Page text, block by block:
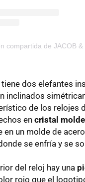
compartida de JACOB
dos elefantes
inclinados
de los relojes
en cristal
en un molde de
se enfría y se
del reloj hay una
rojo que el